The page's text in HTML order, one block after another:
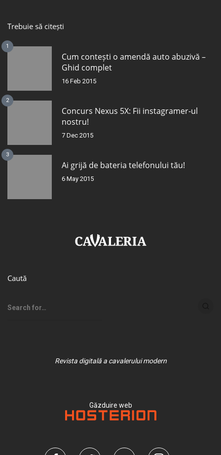
Trebuie să citești
1
Cum contești o amendă auto abuzivă –
Ghid complet
16 Feb 2015
2
Concurs Nexus 5X: Fii instagramer-ul
nostru!
7 Dec 2015
3
Ai grijă de bateria telefonului tău!
6 May 2015
Caută
Revista digitală a cavalerului modern
Găzduire web